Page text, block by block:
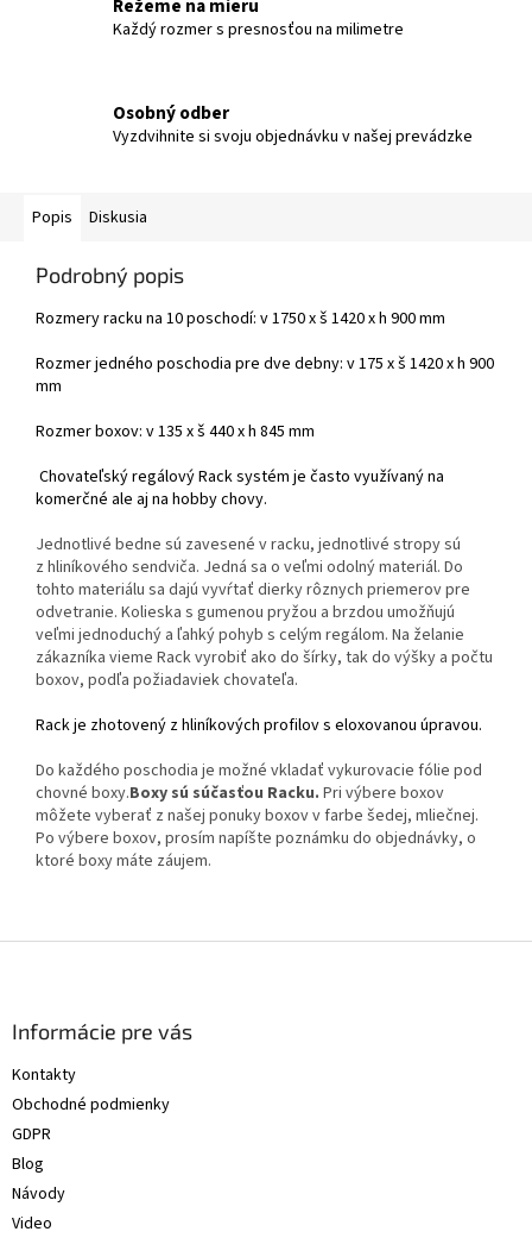
Režeme na mieru
Každý rozmer s presnosťou na milimetre
Osobný odber
Vyzdvihnite si svoju objednávku v našej prevádzke
Popis Diskusia
Podrobný popis
Rozmery racku na 10 poschodí: v 1750 x š 1420 x h 900 mm
Rozmer jedného poschodia pre dve debny: v 175 x š 1420 x h 900
mm
Rozmer boxov: v 135 x š 440 x h 845 mm
Chovateľský regálový Rack systém je často využívaný na
komerčné ale aj na hobby chovy.
Jednotlivé bedne sú zavesené v racku, jednotlivé stropy sú
z hliníkového sendviča. Jedná sa o veľmi odolný materiál. Do
tohto materiálu sa dajú vyvŕtať dierky rôznych priemerov pre
odvetranie. Kolieska s gumenou pryžou a brzdou umožňujú
veľmi jednoduchý a ľahký pohyb s celým regálom. Na želanie
zákazníka vieme Rack vyrobiť ako do šírky, tak do výšky a počtu
boxov, podľa požiadaviek chovateľa.
Rack je zhotovený z hliníkových profilov s eloxovanou úpravou.
Do každého poschodia je možné vkladať vykurovacie fólie pod
chovné boxy.Boxy sú súčasťou Racku. Pri výbere boxov
môžete vyberať z našej ponuky boxov v farbe šedej, mliečnej.
Po výbere boxov, prosím napíšte poznámku do objednávky, o
ktoré boxy máte záujem.
Informácie pre vás
Kontakty
Obchodné podmienky
GDPR
Blog
Návody
Video